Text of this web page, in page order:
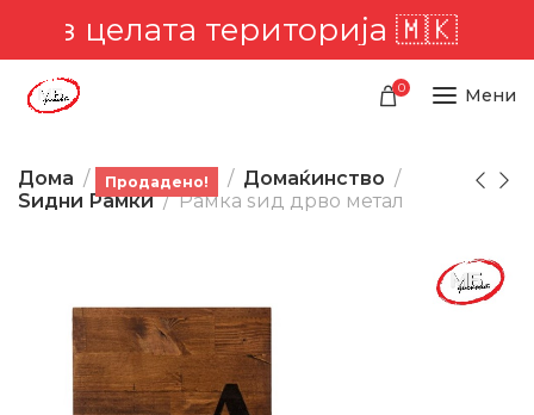
целата територија 🇲🇰📣
0 Мени
Дома Производи
Домаќинство
Ѕидни Рамки
Рамка ѕид дрво метал
Продадено!